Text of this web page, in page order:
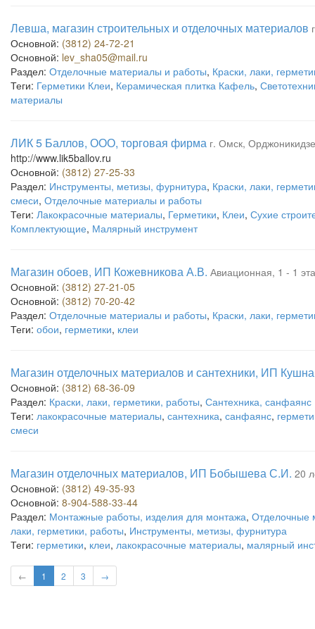
Левша, магазин строительных и отделочных материалов
Основной: (3812) 24-72-21
Основной: lev_sha05@mail.ru
Раздел: Отделочные материалы и работы, Краски, лаки,
Теги: Герметики Клеи, Керамическая плитка Кафель,
материалы
ЛИК 5 Баллов, ООО, торговая фирма г. Омск,
http://www.lik5ballov.ru
Основной: (3812) 27-25-33
Раздел: Инструменты, метизы, фурнитура, Краски, лаки,
смеси, Отделочные материалы и работы
Теги: Лакокрасочные материалы, Герметики, Клеи, Сухие
Комплектующие, Малярный инструмент
Магазин обоев, ИП Кожевникова А.В. Авиационная, 1 - 1
Основной: (3812) 27-21-05
Основной: (3812) 70-20-42
Раздел: Отделочные материалы и работы, Краски, лаки,
Теги: обои, герметики, клеи
Магазин отделочных материалов и сантехники, ИП
Основной: (3812) 68-36-09
Раздел: Краски, лаки, герметики, работы, Сантехника, санфаянс
Теги: лакокрасочные материалы, сантехника, санфаянс,
смеси
Магазин отделочных материалов, ИП Бобышева С.И. 20
Основной: (3812) 49-35-93
Основной: 8-904-588-33-44
Раздел: Монтажные работы, изделия для монтажа, Отделочные
лаки, герметики, работы, Инструменты, метизы, фурнитура
Теги: герметики, клеи, лакокрасочные материалы, малярный
← 1 2 3 →